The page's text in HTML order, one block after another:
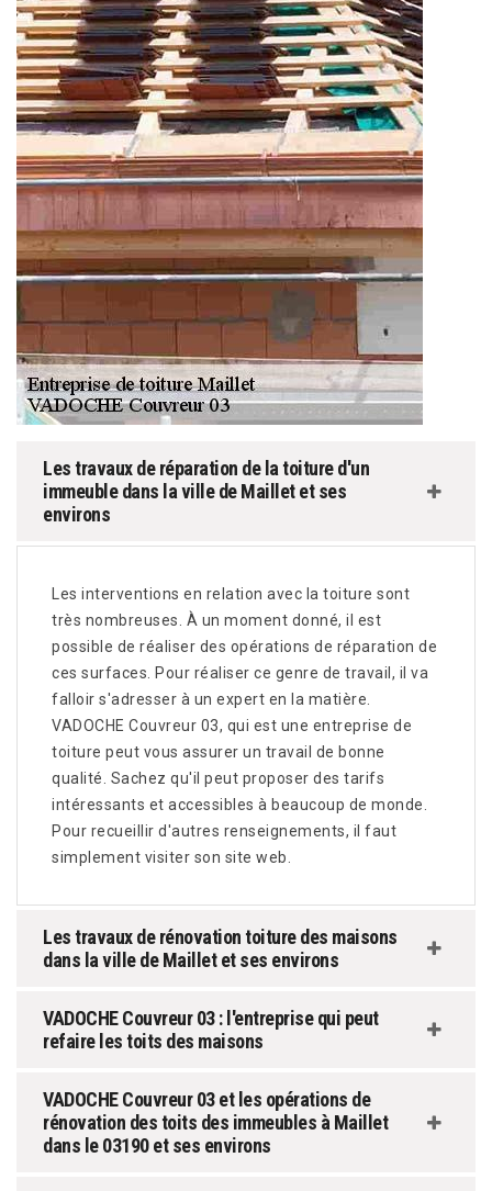
Les travaux de réparation de la toiture d'un
immeuble dans la ville de Maillet et ses
environs
Les interventions en relation avec la toiture sont
très nombreuses. À un moment donné, il est
possible de réaliser des opérations de réparation de
ces surfaces. Pour réaliser ce genre de travail, il va
falloir s'adresser à un expert en la matière.
VADOCHE Couvreur 03, qui est une entreprise de
toiture peut vous assurer un travail de bonne
qualité. Sachez qu'il peut proposer des tarifs
intéressants et accessibles à beaucoup de monde.
Pour recueillir d'autres renseignements, il faut
simplement visiter son site web.
Les travaux de rénovation toiture des maisons
dans la ville de Maillet et ses environs
VADOCHE Couvreur 03 : l'entreprise qui peut
refaire les toits des maisons
VADOCHE Couvreur 03 et les opérations de
rénovation des toits des immeubles à Maillet
dans le 03190 et ses environs